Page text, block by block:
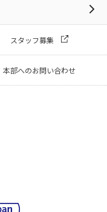
スタッフ募集
本部へのお問い合わせ